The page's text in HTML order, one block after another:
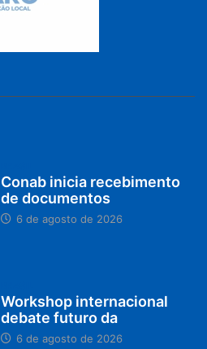
Conab inicia recebimento
de documentos
6 de agosto de 2026
Workshop internacional
debate futuro da
6 de agosto de 2026